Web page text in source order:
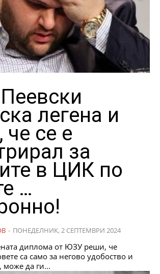
легена и
че се е
за
в ЦИК по
…
- ПОНЕДЕЛНИК, 2 СЕПТЕМВРИ 2024
диплома от ЮЗУ реши, че
са само за негово удобоство и
може да ги...